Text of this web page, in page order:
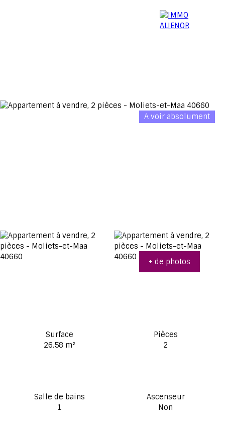
A voir absolument
+ de photos
Surface
26.58 m²
Pièces
2
Salle de bains
1
Ascenseur
Non